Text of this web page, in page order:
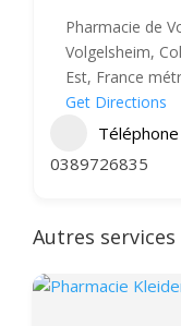
Pharmacie de
Volgelsheim,
Est, France
Get Directions
Téléphone
0389726835
Autres services